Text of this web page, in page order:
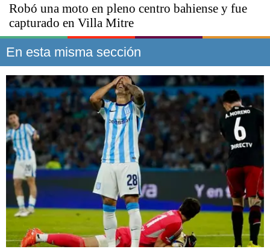
Robó una moto en pleno centro bahiense y fue
capturado en Villa Mitre
En esta misma sección